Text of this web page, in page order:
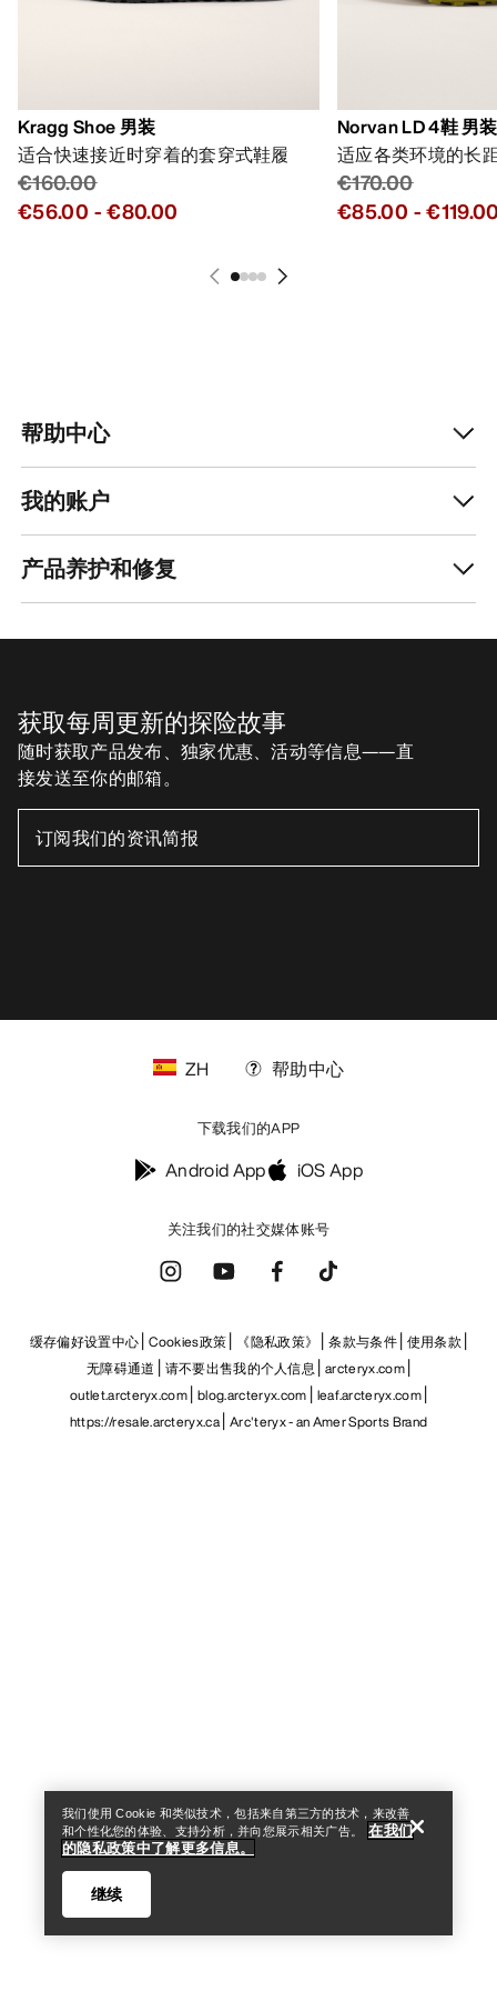
Kragg Shoe 男装
适合快速接近时穿着的套穿式鞋履
€160.00
€56.00 -€80.00
Norvan LD 4鞋 男装
适应各类环境的长
€170.00
€85.00 -
帮助中心
我的账户
产品养护和修复
获取每周更新的探险故事
随时获取产品发布、独家优惠、活动等信息——直
接发送至你的邮箱。
关注我们的社交媒体账号
ZH 帮助中心
下载我们的APP
Android App iOS App
缓存偏好设置中心 Cookies政策 《隐私政策》 条款与条件 使用条款
无障碍通道
请不要出售我的个人信息 arcteryx.com
outlet.arcteryx.com blog.arcteryx.com leaf.arcteryx.com
https://resale.arcteryx.ca Arc'teryx - an Amer Sports Brand
我们使用 Cookie 和类似技术，包括来自第三方的技术，来改善
和个性化您的体验、支持分析，并向您展示相关广告。
在我们
的隐私政策中了解更多信息。
继续